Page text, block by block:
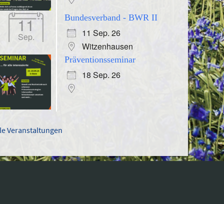
11
Sep.
Bundesverband - BWR II
11 Sep. 26
Witzenhausen
Präventionsseminar
18 Sep. 26
Veranstaltungen